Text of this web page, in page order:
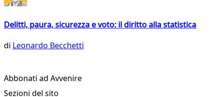
Delitti, paura, sicurezza e voto: il diritto alla statistica
di Leonardo Becchetti
Abbonati ad Avvenire
Sezioni del sito